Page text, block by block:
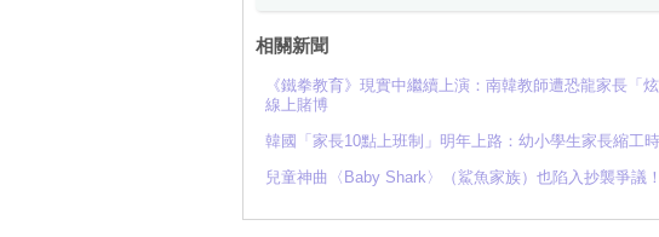
相關新聞
《鐵拳教育》現實中繼續上演：南韓教師遭恐龍家長「
線上賭博
韓國「家長10點上班制」明年上路：幼小學生家長縮工
兒童神曲〈Baby Shark〉（鯊魚家族）也陷入抄襲爭議